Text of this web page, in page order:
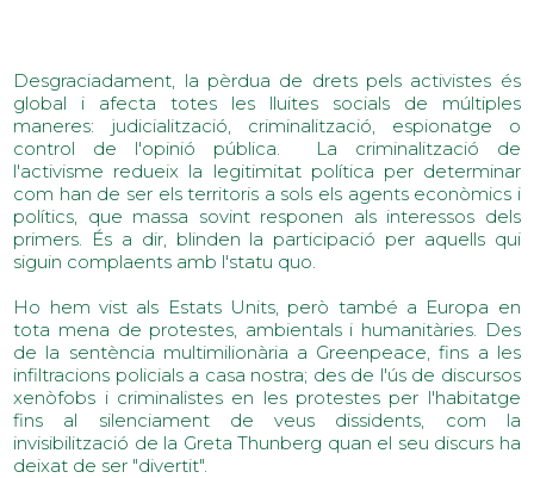
Desgraciadament, la pèrdua de drets pels activistes és
global i afecta totes les lluites socials de múltiples
maneres: judicialització, criminalització, espionatge o
control de l'opinió pública. La criminalització de
l'activisme redueix la legitimitat política per determinar
com han de ser els territoris a sols els agents econòmics i
polítics, que massa sovint responen als interessos dels
primers. És a dir, blinden la participació per aquells qui
siguin complaents amb l'statu quo.
Ho hem vist als Estats Units, però també a Europa en
tota mena de protestes, ambientals i humanitàries. Des
de la sentència multimilionària a Greenpeace, fins a les
infiltracions policials a casa nostra; des de l'ús de discursos
xenòfobs i criminalistes en les protestes per l'habitatge
fins al silenciament de veus dissidents, com la
invisibilització de la Greta Thunberg quan el seu discurs ha
deixat de ser "divertit".